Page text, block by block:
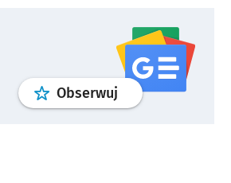
Obserwuj profilgoogle news